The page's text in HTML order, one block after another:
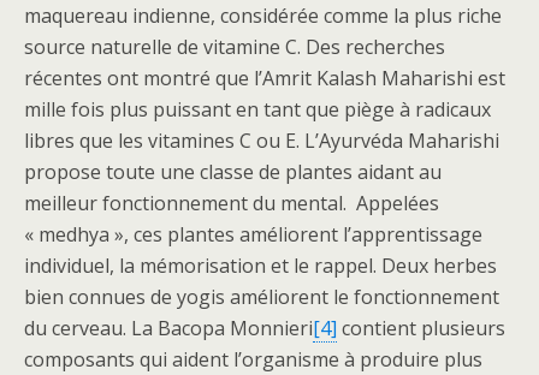
maquereau indienne, considérée comme la plus riche
source naturelle de vitamine C. Des recherches
récentes ont montré que l’Amrit Kalash Maharishi est
mille fois plus puissant en tant que piège à radicaux
libres que les vitamines C ou E. L’Ayurvéda Maharishi
propose toute une classe de plantes aidant au
meilleur fonctionnement du mental. Appelées
« medhya », ces plantes améliorent l’apprentissage
individuel, la mémorisation et le rappel. Deux herbes
bien connues de yogis améliorent le fonctionnement
du cerveau. La Bacopa Monnieri[4] contient plusieurs
composants qui aident l’organisme à produire plus